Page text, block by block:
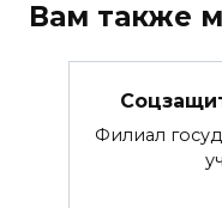
Вам также
Филиал